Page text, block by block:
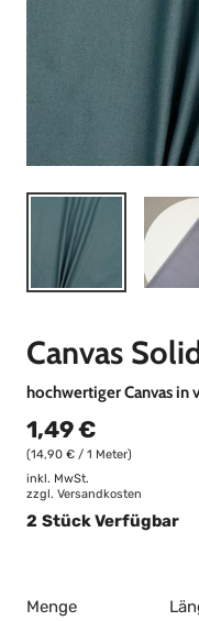
Canvas
hochwertiger Canvas in
1,49 €
(14,90 € / 1 Meter)
inkl. MwSt.
zzgl. Versandkosten
2 Stück Verfügbar
Menge